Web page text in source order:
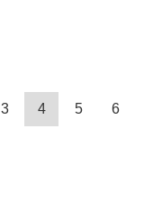
3 4 5 6